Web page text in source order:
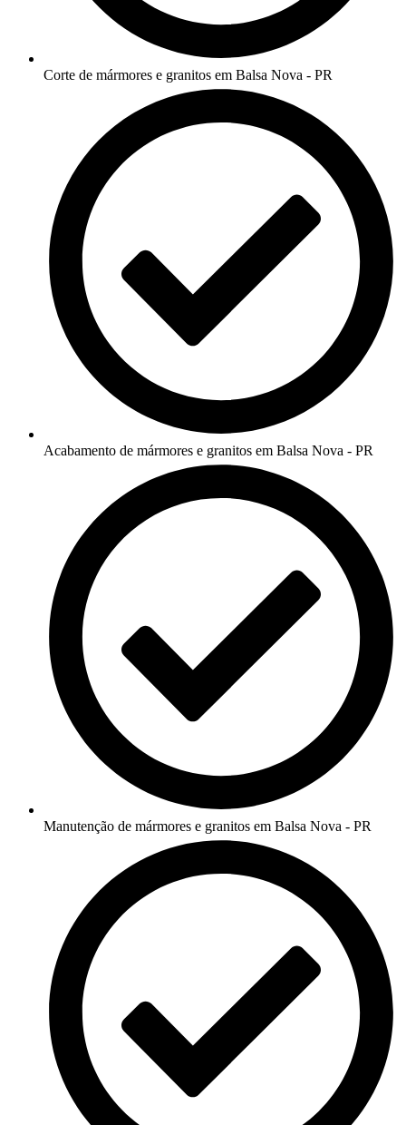
Corte de mármores e granitos em Balsa Nova - PR
Acabamento de mármores e granitos em Balsa Nova - PR
Manutenção de mármores e granitos em Balsa Nova - PR